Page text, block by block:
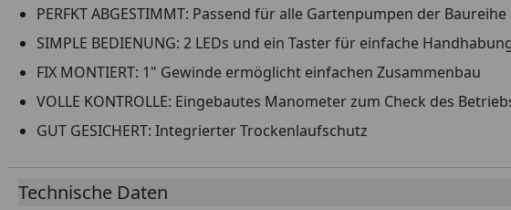
PERFKT ABGESTIMMT: Passend für alle Gartenpumpen der
SIMPLE BEDIENUNG: 2 LEDs und ein Taster für einfache
FIX MONTIERT: 1" Gewinde ermöglicht einfachen Zusammenbau
VOLLE KONTROLLE: Eingebautes Manometer zum Check des
GUT GESICHERT: Integrierter Trockenlaufschutz
Technische Daten